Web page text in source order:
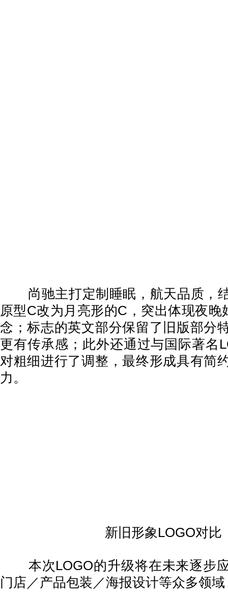
尚驰主打定制睡眠，航天品质，
原型C改为月亮形的C，突出体现夜晚
念；标志的英文部分保留了旧版部分
更有传承感；此外还通过与国际著名
对粗细进行了调整，最终形成具有简
力。
新旧形象LOGO对比
本次LOGO的升级将在未来逐步
门店／产品包装／海报设计等众多领